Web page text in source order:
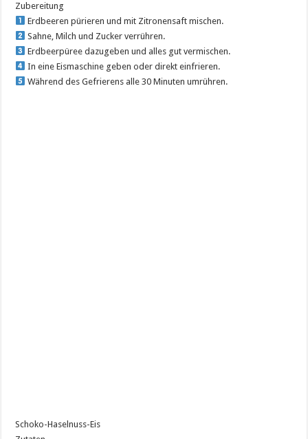
Zubereitung
Erdbeeren pürieren und mit Zitronensaft mischen.
Sahne, Milch und Zucker verrühren.
Erdbeerpüree dazugeben und alles gut vermischen.
In eine Eismaschine geben oder direkt einfrieren.
Während des Gefrierens alle 30 Minuten umrühren.
Schoko-Haselnuss-Eis